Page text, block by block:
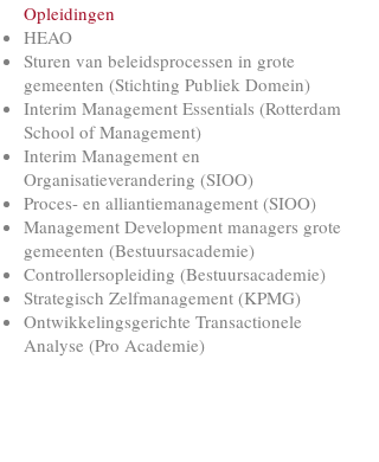
Opleidingen
HEAO
Sturen van beleidsprocessen in grote
gemeenten (Stichting Publiek Domein)
Interim Management Essentials (Rotterdam
School of Management)
Interim Management en
Organisatieverandering (SIOO)
Proces- en alliantiemanagement (SIOO)
Management Development managers grote
gemeenten (Bestuursacademie)
Controllersopleiding (Bestuursacademie)
Strategisch Zelfmanagement (KPMG)
Ontwikkelingsgerichte Transactionele
Analyse (Pro Academie)